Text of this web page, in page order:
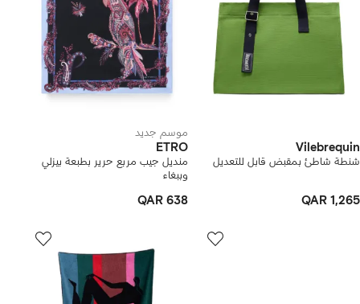
Vilebrequin
شنطة شاطئ بمقبض قابل للتعديل
QAR 1,265
موسم جديد
ETRO
منديل جيب مربع حرير بطبعة بيزلي
وببغاء
QAR 638